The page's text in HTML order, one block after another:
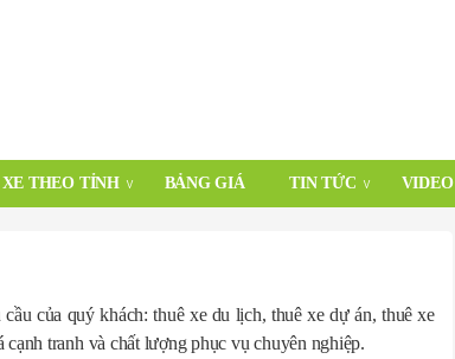
THEO TỈNH BẢNG GIÁ TIN TỨC VIDEO
của quý khách: thuê xe du lịch, thuê xe dự án, thuê xe
tranh và chất lượng phục vụ chuyên nghiệp.